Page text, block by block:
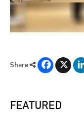
Share
Facebook
X
FEATURED